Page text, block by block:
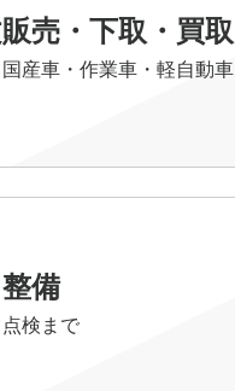
売・下取・買取
産車・作業車・軽自動車
備
検まで